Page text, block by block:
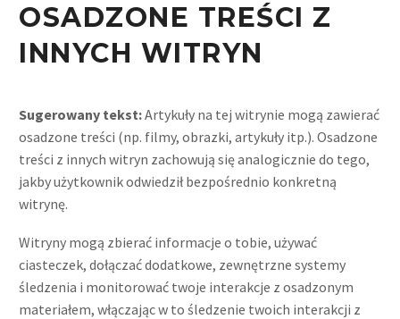
OSADZONE TREŚCI Z
INNYCH WITRYN
Sugerowany tekst:Artykuły na tej witrynie mogą zawierać
osadzone treści (np. filmy, obrazki, artykuły itp.). Osadzone
treści z innych witryn zachowują się analogicznie do tego,
jakby użytkownik odwiedził bezpośrednio konkretną
witrynę.
Witryny mogą zbierać informacje o tobie, używać
ciasteczek, dołączać dodatkowe, zewnętrzne systemy
śledzenia i monitorować twoje interakcje z osadzonym
materiałem, włączając w to śledzenie twoich interakcji z